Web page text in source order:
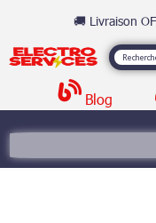
🚚 Livraison
Blog